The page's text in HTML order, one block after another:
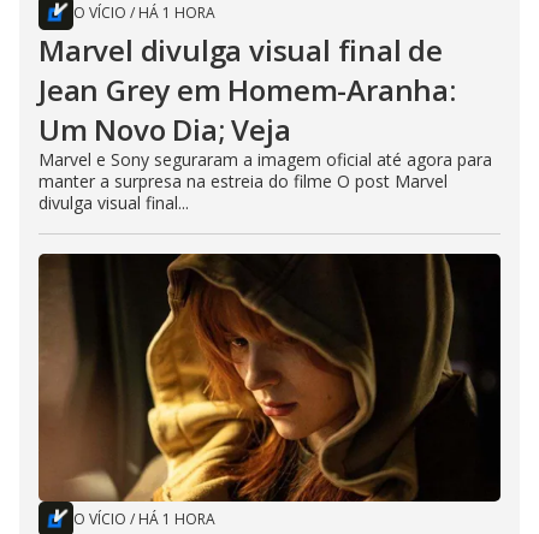
O VÍCIO / HÁ 1 HORA
Marvel divulga visual final de
Jean Grey em Homem-Aranha:
Um Novo Dia; Veja
Marvel e Sony seguraram a imagem oficial até agora para
manter a surpresa na estreia do filme O post Marvel
divulga visual final...
O VÍCIO / HÁ 1 HORA